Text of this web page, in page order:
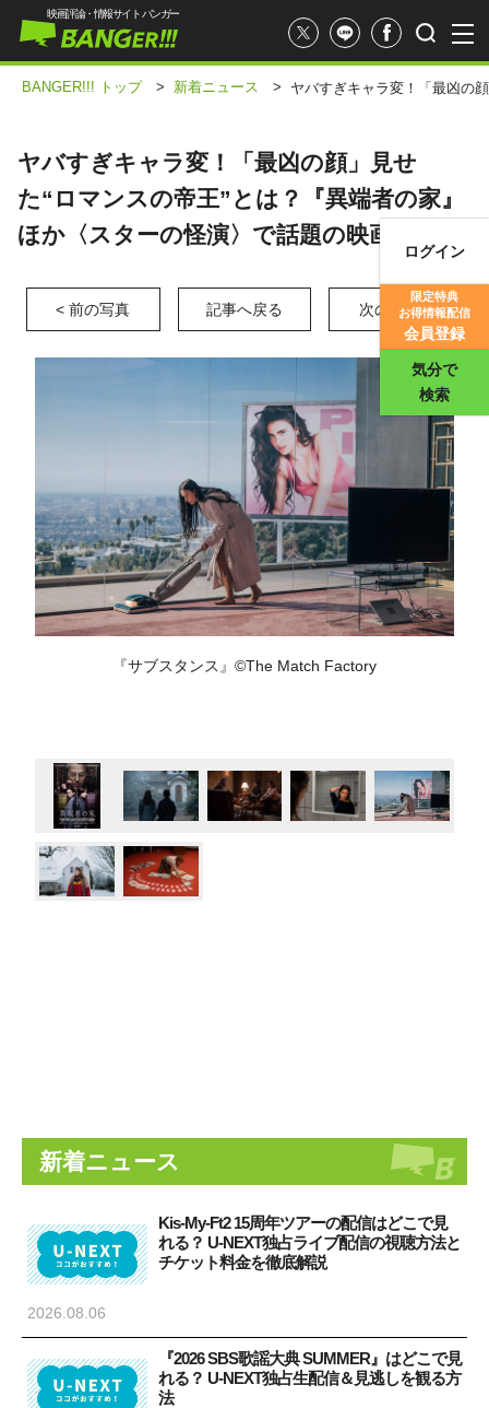
映画評価
映画評論・情報サイト バンガー
ログイン
限定特典
お得情報配信
会員登録
気分で
検索
BANGER!!! トップ > 新着ニュース > ヤバすぎキャラ変！「最凶の
ヤバすぎキャラ変！「最凶の顔」見せ
た“ロマンスの帝王”とは？『異端者の家』
ほか〈スターの怪演〉で話題の映画3選
< 前の写真 記事へ戻る 次の写真 >
『サブスタンス』©︎The Match Factory
新着ニュース
Kis-My-Ft2 15周年ツアーの配信はどこで見
れる？ U-NEXT独占ライブ配信の視聴方法と
チケット料金を徹底解説
2026.08.06
『2026 SBS歌謡大典 SUMMER』はどこで見
れる？ U-NEXT独占生配信＆見逃しを観る方
法